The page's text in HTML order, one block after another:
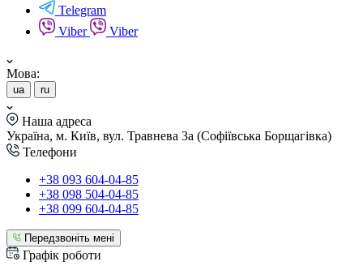
Telegram
Viber
Viber
Мова:
ua ru
Наша адреса
Україна, м. Київ, вул. Травнева 3а (Софіївська Борщагівка)
Телефони
+38 093 604-04-85
+38 098 504-04-85
+38 099 604-04-85
Передзвоніть мені
Графік роботи